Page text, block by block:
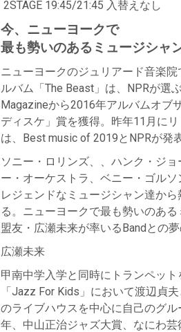
2STAGE 19:45/21:45 入替えなし
今、ニューヨークで
最も勢いのあるミュージシャ
ニューヨークのジュリアード音楽
ルバム「The Beast 」は、 NPRが選
Magazineから2016年アルバムオブ
ディスケ」賞を獲得。 昨年11 月に
は、 Best music of 2019と NPRが発
ソニー・ロリンズ、、ハンク・ジ
ー・オーケストラ、ベニー・ゴルソ
レジェンドなミュージシャン達か
る。ニューヨークで最も勢いのある
盟友・広瀬未来が率いるBandとの夢
広瀬未来
甲南中学入学と同時にトランペッ
「Jazz For Kids 」において渡辺貞
のライブハウスを中心に自己のグル
年、中山正治ジャズ大賞、なにわ芸